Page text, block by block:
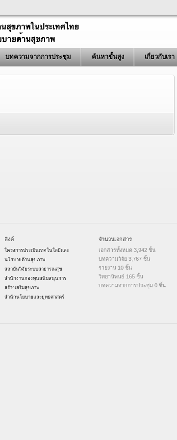
บทความจากการประชุม ค้นหาขั้นสูง เกี่ยวกับเรา
ลิงค์
โครงการประเมินเทคโนโลยีและ
นโยบายด้านสุขภาพ
สถาบันวิจัยระบบสาธารณสุข
สำนักงานกองทุนสนับสนุนการ
สร้างเสริมสุขภาพ
สำนักนโยบายและยุทธศาสตร์
จำนวนเอกสาร
เอกสารทั้งหมด 3,942 ชิ้น
บทความวิจัย 3,767 ชิ้น
รายงาน 10 ชิ้น
วิทยานิพนธ์ 165 ชิ้น
บทความจากการประชุม 0 ชิ้น